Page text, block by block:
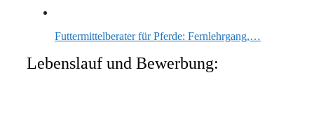
Futtermittelberater für Pferde: Fernlehrgang,…
Lebenslauf und Bewerbung: